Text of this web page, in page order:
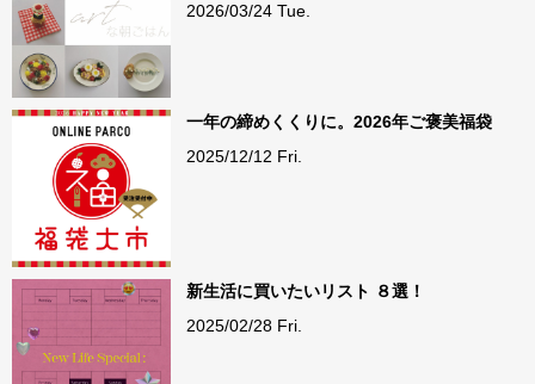
2026/03/24 Tue.
一年の締めくくりに。2026年ご褒美福袋
2025/12/12 Fri.
新生活に買いたいリスト ８選！
2025/02/28 Fri.